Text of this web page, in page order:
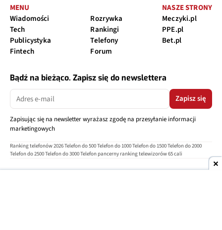
MENU
Wiadomości
Tech
Publicystyka
Fintech
Rozrywka
Rankingi
Telefony
Forum
NASZE STRONY
Meczyki.pl
PPE.pl
Bet.pl
Bądź na bieżąco. Zapisz się do newslettera
Zapisz się
Zapisując się na newsletter wyrażasz zgodę na przesyłanie informacji
marketingowych
Ranking telefonów 2026Telefon do 500Telefon do 1000Telefon do 1500Telefon do 2000
Telefon do 2500Telefon do 3000Telefon pancerny ranking telewizorów 65 cali